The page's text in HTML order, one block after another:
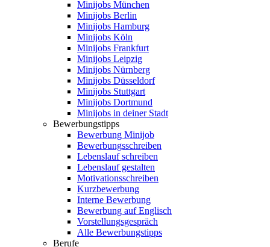
Minijobs München
Minijobs Berlin
Minijobs Hamburg
Minijobs Köln
Minijobs Frankfurt
Minijobs Leipzig
Minijobs Nürnberg
Minijobs Düsseldorf
Minijobs Stuttgart
Minijobs Dortmund
Minijobs in deiner Stadt
Bewerbungstipps
Bewerbung Minijob
Bewerbungsschreiben
Lebenslauf schreiben
Lebenslauf gestalten
Motivationsschreiben
Kurzbewerbung
Interne Bewerbung
Bewerbung auf Englisch
Vorstellungsgespräch
Alle Bewerbungstipps
Berufe